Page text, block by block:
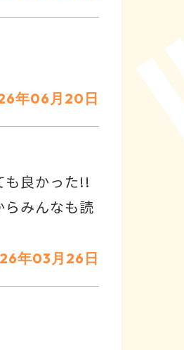
年06月20日
も良かった!!
みんなも読
年03月26日